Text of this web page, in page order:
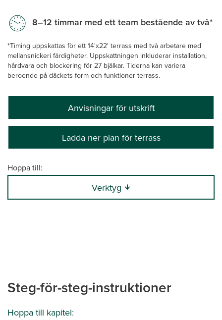
8–12 timmar med ett team bestående av två*
*Timing uppskattas för ett 14'x22' terrass med två arbetare med
mellansnickeri färdigheter. Uppskattningen inkluderar installation,
hårdvara och blockering för 27 bjälkar. Tiderna kan variera
beroende på däckets form och funktioner terrass.
Anvisningar för utskrift
Ladda ner plan för terrass
Hoppa till:
Verktyg
0:00 / 21:59
Steg-för-steg-instruktioner
Hoppa till kapitel: